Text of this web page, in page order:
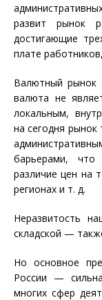
развит рынок
достигающие
плате
Валютный рынок
валюта не
локальным,
на сегодня рынок
барьерами,
различие цен на
регионах и т. д.
Неразвитость
складской —
Но основное
России —
многих сфер